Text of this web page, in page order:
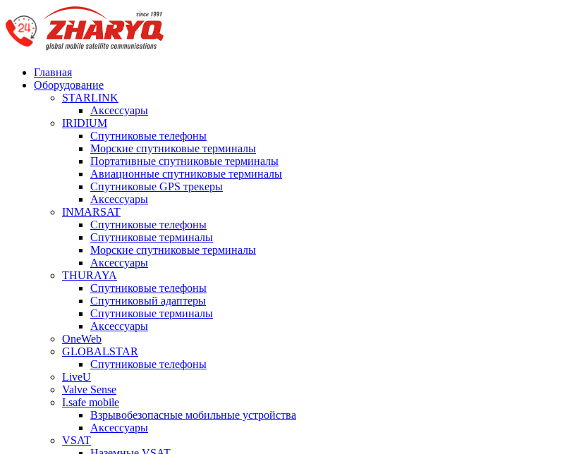
Главная
Оборудование
STARLINK
Аксессуары
IRIDIUM
Спутниковые телефоны
Морские спутниковые терминалы
Портативные спутниковые терминалы
Авиационные спутниковые терминалы
Спутниковые GPS трекеры
Аксессуары
INMARSAT
Спутниковые телефоны
Спутниковые терминалы
Морские спутниковые терминалы
Аксессуары
THURAYA
Спутниковые телефоны
Спутниковый адаптеры
Спутниковые терминалы
Аксессуары
OneWeb
GLOBALSTAR
Спутниковые телефоны
LiveU
Valve Sense
I.safe mobile
Взрывобезопасные мобильные устройства
Аксессуары
VSAT